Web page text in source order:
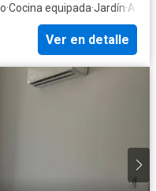
·Cocina equipada·Jardín·
Ver en detalle